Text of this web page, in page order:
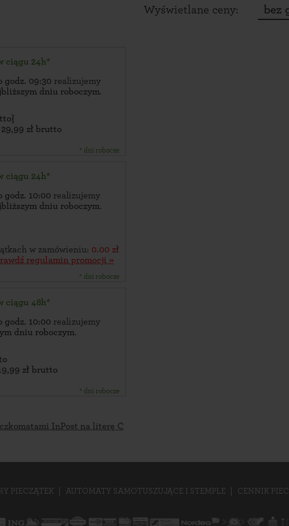
ciągu 24h*
godz. 09:30 realizujemy
dniu roboczym.
29,99 zł brutto
* dni robocze
ciągu 24h*
godz. 10:00 realizujemy
dniu roboczym.
w zamówieniu: 0.00 zł
regulamin promocji »
* dni robocze
ciągu 48h*
godz. 10:00 realizujemy
dniu roboczym.
zł brutto
* dni robocze
Wyświetlane ceny:
bez
InPost na literę C
PIECZĄTEK AUTOMATY SAMOTUSZUJĄCE I STEMPLE CENNIK